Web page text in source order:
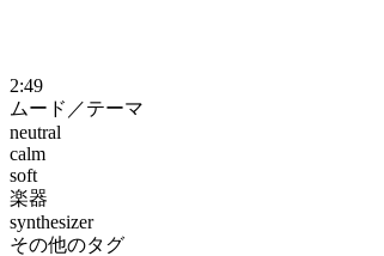
2:49
ムード／テーマ
neutral
calm
soft
楽器
synthesizer
その他のタグ